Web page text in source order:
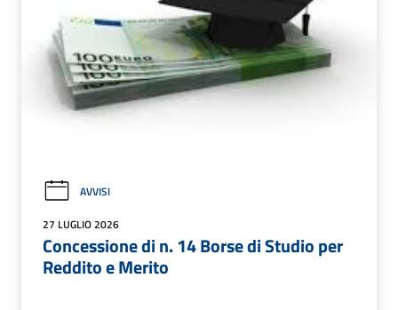
AVVISI
27 LUGLIO 2026
Concessione di n. 14 Borse di Studio per
Reddito e Merito